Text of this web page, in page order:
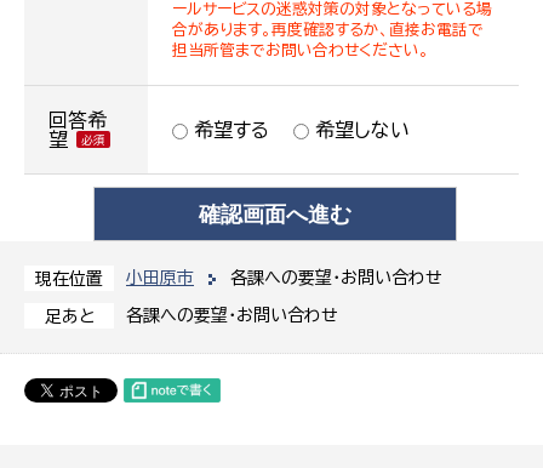
現在位置 小田原市 各課への要望・お問い合わせ
足あと 各課への要望・お問い合わせ
ールサービスの迷惑対策の対象となっている場
合があります。再度確認するか、直接お電話で
担当所管までお問い合わせください。
回答希
望
希望する 希望しない